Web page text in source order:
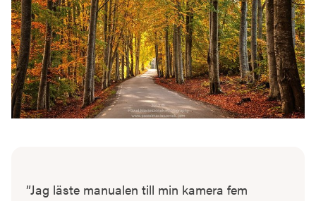
”Jag läste manualen till min kamera fem